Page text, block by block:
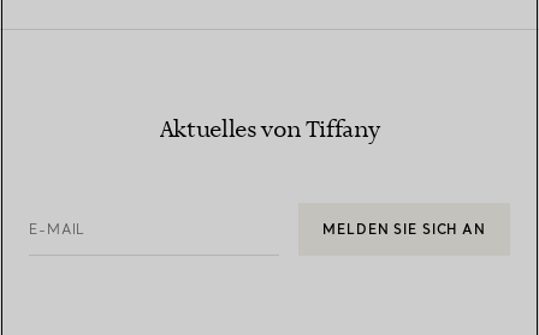
Aktuelles von Tiffany
E-MAIL MELDEN SIE SICH AN